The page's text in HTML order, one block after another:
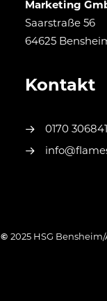
Marketing
Saarstraße 56
64625
Kontakt
0170
© 2025 HSG